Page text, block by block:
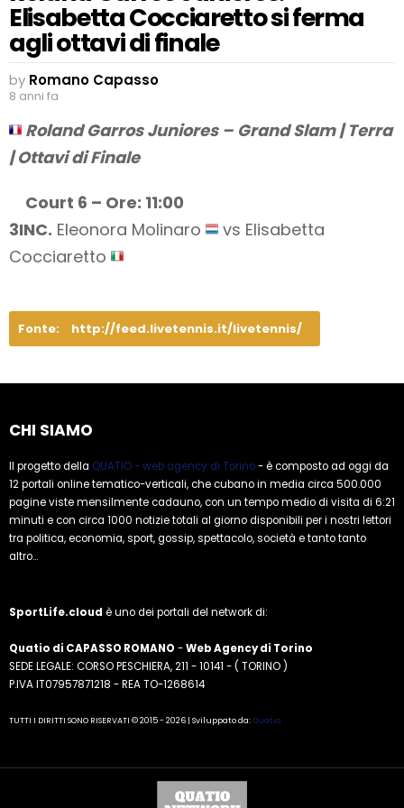
Elisabetta Cocciaretto si ferma
agli ottavi di finale
by Romano Capasso
8 anni fa
Roland Garros Juniores – Grand Slam | Terra
| Ottavi di Finale
Court 6 – Ore: 11:00
3INC. Eleonora Molinaro
vs Elisabetta
Cocciaretto
Fonte: http://feed.livetennis.it/livetennis/
CHI SIAMO
Il progetto della QUATIO - web agency di Torino- è composto ad oggi da
12 portali online tematico-verticali, che cubano in media circa 500.000
pagine viste mensilmente cadauno, con un tempo medio di visita di 6:21
minuti e con circa 1000 notizie totali al giorno disponibili per i nostri lettori
tra politica, economia, sport, gossip, spettacolo, società e tanto tanto
altro...
SportLife.cloud è uno dei portali del network di:
Quatio di CAPASSO ROMANO -Web Agency di Torino
SEDE LEGALE: CORSO PESCHIERA, 211 - 10141 - ( TORINO )
P.IVA IT07957871218 - REA TO-1268614
TUTTI I DIRITTI SONO RISERVATI © 2015 - 2026 | Sviluppato da:Quatio